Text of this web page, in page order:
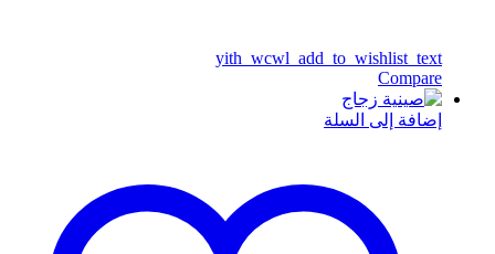
yith_wcwl_add_to_wishlist_text
Compare
إضافة إلى السلة